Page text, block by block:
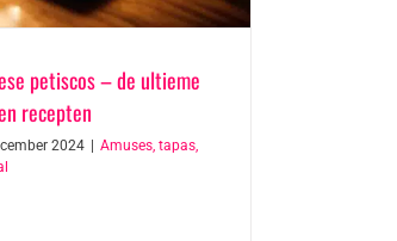
petiscos – de ultieme
recepten
2024
Amuses, tapas,